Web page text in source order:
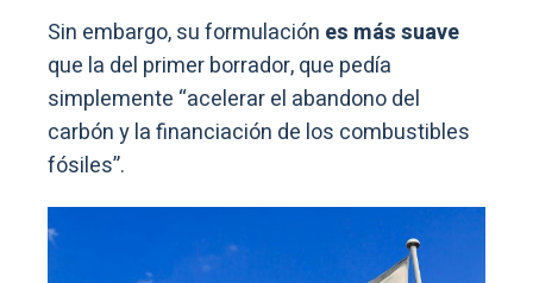
Sin embargo, su formulación es más suave
que la del primer borrador, que pedía
simplemente “acelerar el abandono del
carbón y la financiación de los combustibles
fósiles”.